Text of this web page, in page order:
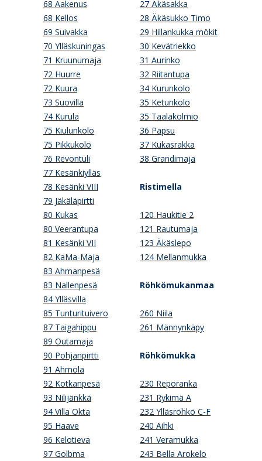
68 Aakenus
68 Kellos
69 Suivakka
70 Ylläskuningas
71 Kruunumaja
72 Huurre
72 Kuura
73 Suovilla
74 Kurula
75 Kiulunkolo
75 Pikkukolo
76 Revontuli
77 Kesänkiylläs
78 Kesänki VIII
79 Jäkäläpirtti
80 Kukas
80 Veerantupa
81 Kesänki VII
82 KaMa-Maja
83 Ahmanpesä
83 Nallenpesä
84 Ylläsvilla
85 Tunturituivero
87 Taigahippu
89 Outamaja
90 Pohjanpirtti
91 Ahmola
92 Kotkanpesä
93 Nilijänkkä
94 Villa Okta
95 Haave
96 Kelotieva
97 Golbma
27 Äkäsakka
28 Äkäsukko Timo
29 Hillankukka mökit
30 Kevätriekko
31 Aurinko
32 Riitantupa
34 Kurunkolo
35 Ketunkolo
35 Taalakolmio
36 Papsu
37 Kukasrakka
38 Grandimaja
Ristimella
120 Haukitie 2
121 Rautumaja
123 Äkäslepo
124 Mellanmukka
Röhkömukanmaa
260 Niila
261 Männynkäpy
Röhkömukka
230 Reporanka
231 Rykimä A
232 Ylläsröhkö C-F
240 Aihki
241 Veramukka
243 Bella Arokelo